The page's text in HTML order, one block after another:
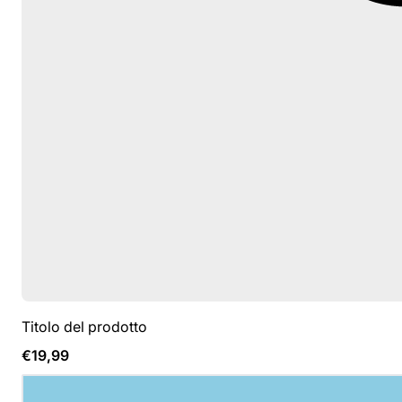
Titolo del prodotto
Prezzo
normale
€19,99